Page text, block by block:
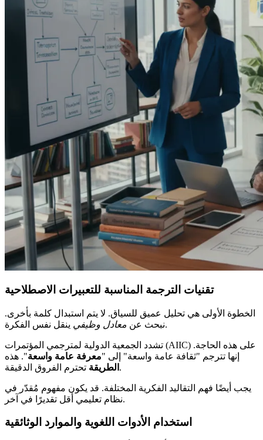
تقنيات الترجمة المناسبة للتعبيرات الاصطلاحية
الخطوة الأولى هي تحليل عميق للسياق. لا يتم استبدال كلمة بأخرى.
نبحث عن معادل وظيفي ينقل نفس الفكرة.
تشدد الجمعية الدولية لمترجمي المؤتمرات (AIIC) على هذه الحاجة.
إنها تترجم "ثقافة عامة واسعة" إلى "معرفة عامة واسعة". هذه
الطريقة تحترم الفروق الدقيقة.
يجب أيضًا فهم التقاليد الفكرية المختلفة. قد يكون مفهوم مُقدّر في
نظام تعليمي أقل تقديرًا في آخر.
استخدام الأدوات اللغوية والموارد الوثائقية